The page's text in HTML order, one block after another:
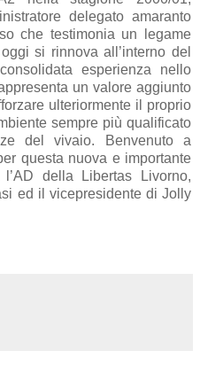
delegato amaranto
che testimonia un legame
si rinnova all’interno del
esperienza nello
un valore aggiunto
ulteriormente il proprio
sempre più qualificato
del vivaio. Benvenuto a
questa nuova e importante
della Libertas Livorno,
ed il vicepresidente di Jolly